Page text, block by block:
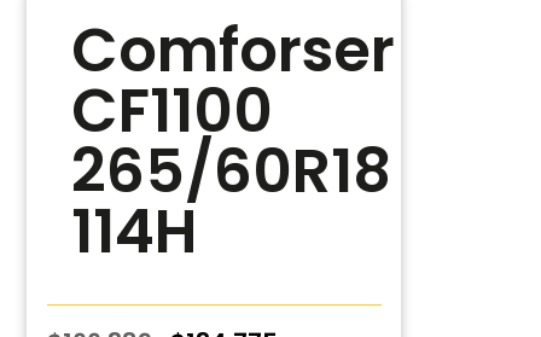
Comforser
CF1100
265/60R18
114H